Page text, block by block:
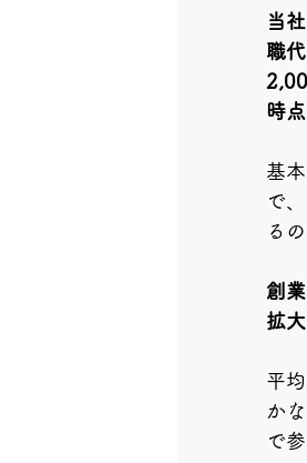
当
職
時点
基
で
る
創
拡
平
か
で